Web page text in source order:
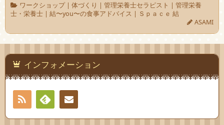
ワークショップ| 体づくり | 管理栄養士セラピスト | 管理栄養
士・栄養士 | 結〜you〜の食事アドバイス | Ｓｐａｃｅ 結
ASAMI
インフォメーション
RSS
Feedly連絡